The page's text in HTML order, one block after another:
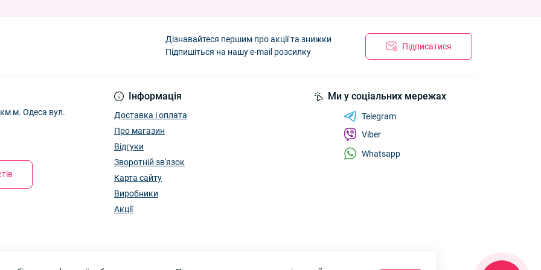
дівчаток 11-13 років "Snowflake" E0959 L— 86.40 ₴
Дізнавайтеся першим про акції та знижки
Підпишіться на нашу e-mail розсилку
Підписатися
м. Одеса вул.
Інформація
Доставка і оплата
Про магазин
Відгуки
Зворотній зв'язок
Карта сайту
Виробники
Акції
Ми у соціальних мережах
Telegram
Viber
Whatsapp